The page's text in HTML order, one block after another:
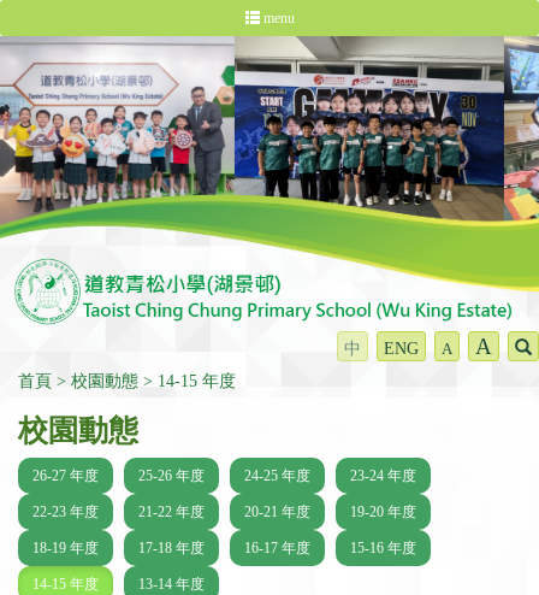
menu
中 ENG A A
首頁 校園動態 14-15 年度
校園動態
26-27 年度 25-26 年度 24-25 年度 23-24 年度
22-23 年度 21-22 年度 20-21 年度 19-20 年度
18-19 年度 17-18 年度 16-17 年度 15-16 年度
14-15 年度 13-14 年度